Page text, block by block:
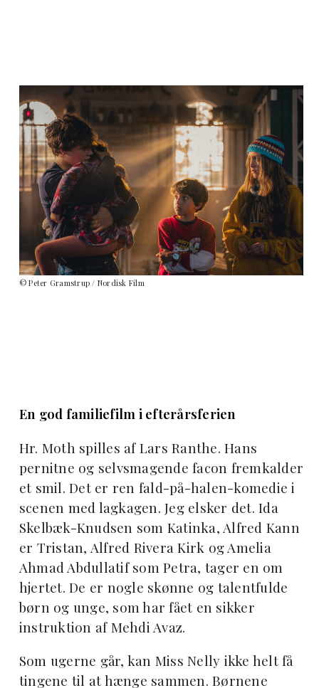
© Peter Gramstrup / Nordisk Film
En god familiefilm i efterårsferien
Hr. Moth spilles af Lars Ranthe. Hans
pernitne og selvsmagende facon fremkalder
et smil. Det er ren fald-på-halen-komedie i
scenen med lagkagen. Jeg elsker det. Ida
Skelbæk-Knudsen som Katinka, Alfred Kann
er Tristan, Alfred Rivera Kirk og Amelia
Ahmad Abdullatif som Petra, tager en om
hjertet. De er nogle skønne og talentfulde
børn og unge, som har fået en sikker
instruktion af Mehdi Avaz.
Som ugerne går, kan Miss Nelly ikke helt få
tingene til at hænge sammen. Børnene